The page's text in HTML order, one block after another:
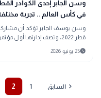
وسن الجابر إحدى الكوادر
في كأس العالم .. تجربة
قطر 2022، وتصف إدارتها أول مؤتمر صحفي للعنابي بلحظة فخر استثنائية.
schedule25 يونيو 2026
chevron_right السابق 1
2